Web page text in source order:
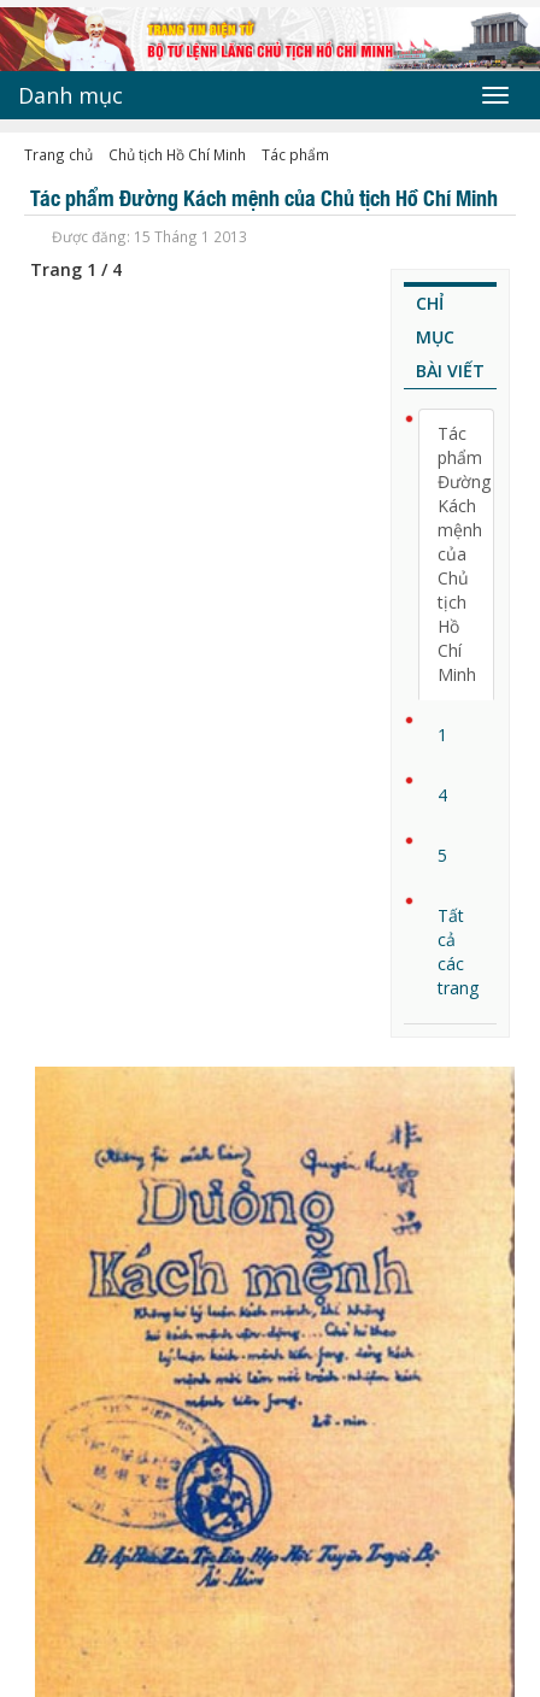
Danh mục
Trang chủ Chủ tịch Hồ Chí Minh Tác phẩm
Tác phẩm Đường Kách mệnh của Chủ tịch Hồ Chí Minh
Được đăng: 15 Tháng 1 2013
CHỈ
MỤC
BÀI VIẾT
Tác
phẩm
Đường
Kách
mệnh
của
Chủ
tịch
Hồ
Chí
Minh
1
4
5
Tất
cả
các
trang
Trang 1 / 4